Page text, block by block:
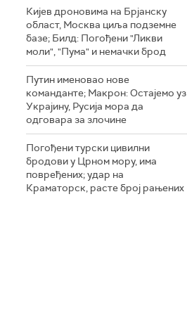
Кијев дроновима на Брјанску
област, Москва циља подземне
базе; Билд: Погођени "Ликви
моли", "Пума" и немачки брод
Путин именовао нове
команданте; Макрон: Остајемо уз
Украјину, Русија мора да
одговара за злочине
Погођени турски цивилни
бродови у Црном мору, има
повређених; удар на
Краматорск, расте број рањених